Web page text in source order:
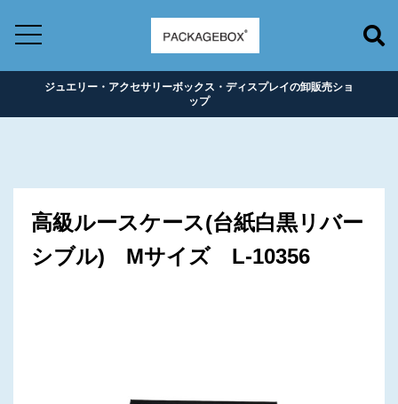
ジュエリー・アクセサリーボックス・ディスプレイの卸販売ショ
ップ
高級ルースケース(台紙白黒リバー
シブル) Mサイズ L-10356